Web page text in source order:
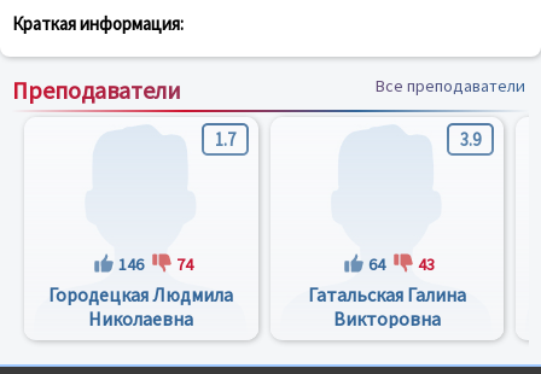
Краткая информация:
Преподаватели Все преподаватели
1.7
146 74
Городецкая Людмила
Николаевна
3.9
64 43
Гатальская Галина
Викторовна